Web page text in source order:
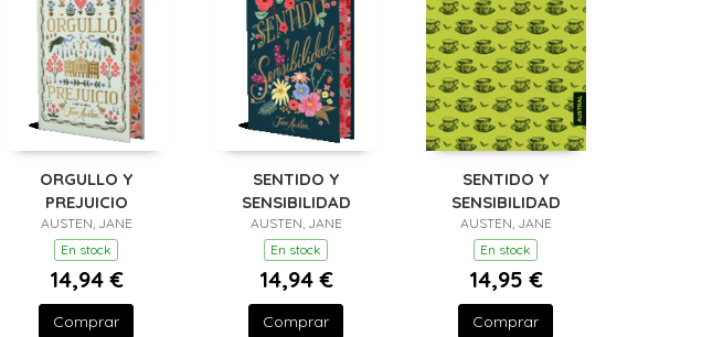
ORGULLO Y
PREJUICIO
AUSTEN, JANE
En stock
14,94 €
Comprar
SENTIDO Y
SENSIBILIDAD
AUSTEN, JANE
En stock
14,94 €
Comprar
SENTIDO Y
SENSIBILIDAD
AUSTEN, JANE
En stock
14,95 €
Comprar